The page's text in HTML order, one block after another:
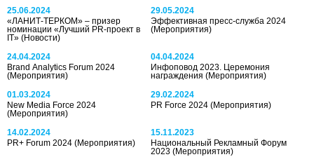
25.06.2024
«ЛАНИТ-ТЕРКОМ» ‒ призер
номинации «Лучший PR-проект в
IT» (Новости)
29.05.2024
Эффективная пресс-служба 2024
(Мероприятия)
24.04.2024
Brand Analytics Forum 2024
(Мероприятия)
04.04.2024
Инфоповод 2023. Церемония
награждения(Мероприятия)
01.03.2024
New Media Force 2024
(Мероприятия)
29.02.2024
PR Force 2024(Мероприятия)
14.02.2024
PR+ Forum 2024 (Мероприятия)
15.11.2023
Национальный Рекламный Форум
2023(Мероприятия)